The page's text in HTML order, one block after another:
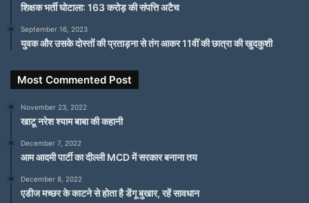
शिक्षक भर्ती घोटाला: 163 करोड़ की संपत्ति अटैच
September 16, 2023
युवक और उसके दोस्तों की प्रताड़ना से तंग आकर 11वीं की छात्रा की खुदकुशी
Most Commented Post
November 23, 2022
खाटू नरेश श्याम बाबा की कहानी
December 7, 2022
आम आदमी पार्टी का दील्ली MCD में सरकार बनाना तय
December 8, 2022
एडीज मच्छर के काटने से होता है डेंगू बुखार, रहें सावधान